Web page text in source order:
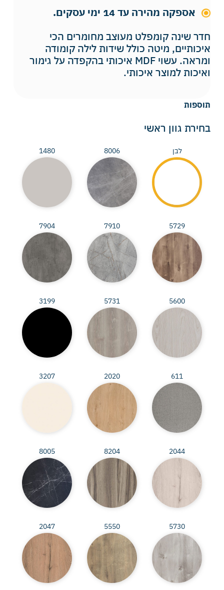
אספקה מהירה עד 14 ימי עסקים.
חדר שינה קומפלט מעוצב מחומרים הכי
איכותיים, מיטה כולל שידות לילה קומודה
ומראה. עשוי MDF איכותי בהקפדה על גימור
ואיכות למוצר איכותי.
תוספות
בחירת גוון ראשי
לבן 8006
1480
5729
7910
7904
5600
5731
3199
611
2020
3207
2044
8204
8005
5730
5550
2047